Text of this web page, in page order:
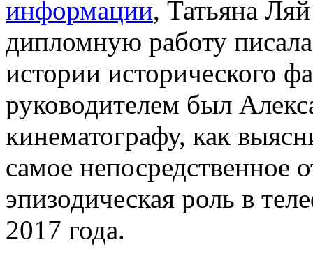
информации, Татьяна
дипломную работу
истории исторического
руководителем был
кинематографу, как
самое непосредственное
эпизодическая роль в
2017 года.